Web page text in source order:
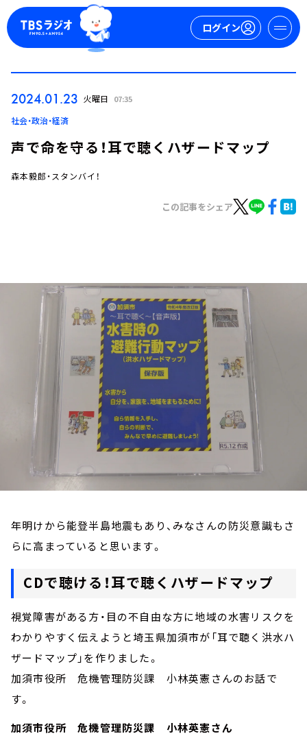
ログイン
トピックス
TBS Podcast
お知らせ
イベント・グッズ
YouTube
会社情報
2024.01.23 火曜日 07:35
社会・政治・経済
声で命を守る！耳で聴くハザードマップ
森本毅郎・スタンバイ！
この記事をシェア
年明けから能登半島地震もあり、みなさんの防災意識もさ
らに高まっていると思います。
CDで聴ける！耳で聴くハザードマップ
視覚障害がある方・目の不自由な方に地域の水害リスクを
わかりやすく伝えようと埼玉県加須市が「耳で聴く洪水ハ
ザードマップ」を作りました。
加須市役所 危機管理防災課 小林英憲さんのお話で
す。
加須市役所 危機管理防災課 小林英憲さん